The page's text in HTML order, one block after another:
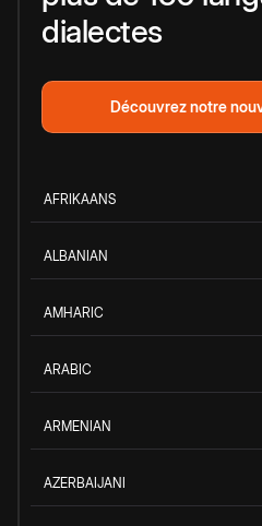
dialectes
Découvrez notre
AFRIKAANS
ALBANIAN
AMHARIC
ARABIC
ARMENIAN
AZERBAIJANI